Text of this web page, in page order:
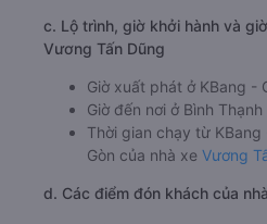
c. Lộ trình, giờ khởi hành và
Vương Tấn Dũng
Giờ xuất phát ở KBang -
Giờ đến nơi ở Bình
Thời gian chạy từ KBang
Gòn của nhà xe Vương
d. Các điểm đón khách của